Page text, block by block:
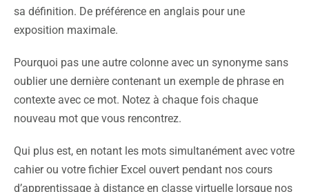
sa définition. De préférence en anglais pour une
exposition maximale.
Pourquoi pas une autre colonne avec un synonyme sans
oublier une dernière contenant un exemple de phrase en
contexte avec ce mot. Notez à chaque fois chaque
nouveau mot que vous rencontrez.
Qui plus est, en notant les mots simultanément avec votre
cahier ou votre fichier Excel ouvert pendant nos cours
d’apprentissage à distance en classe virtuelle lorsque nos